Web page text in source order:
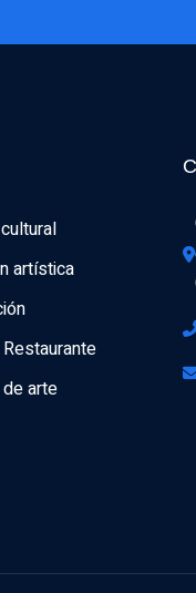
artística
arte